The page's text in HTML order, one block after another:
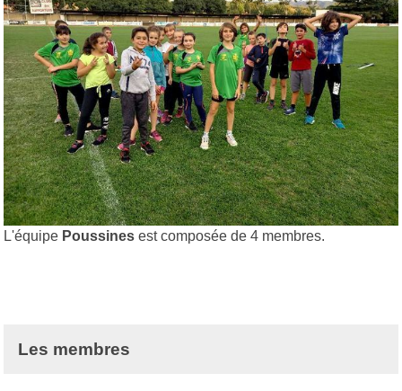
L'équipe Poussines est composée de 4 membres.
Les membres